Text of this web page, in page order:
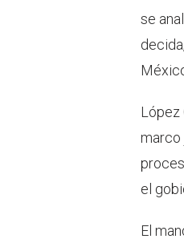
se
López
marco
el
El